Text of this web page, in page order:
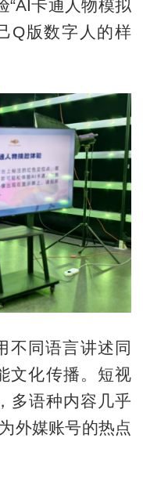
“AI卡通人物模拟
Q版数字人的样
不同语言讲述同
化传播。短视
多语种内容几乎
外媒账号的热点